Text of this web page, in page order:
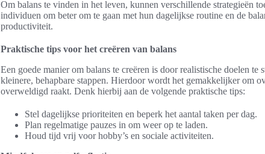
Om balans te vinden in het leven, kunnen verschillende strategieën
individuen om beter om te gaan met hun dagelijkse routine en de
productiviteit.
Praktische tips voor het creëren van balans
Een goede manier om balans te creëren is door realistische doelen
kleinere, behapbare stappen. Hierdoor wordt het gemakkelijker om
overweldigd raakt. Denk hierbij aan de volgende praktische tips:
Stel dagelijkse prioriteiten en beperk het aantal taken per dag.
Plan regelmatige pauzes in om weer op te laden.
Houd tijd vrij voor hobby’s en sociale activiteiten.